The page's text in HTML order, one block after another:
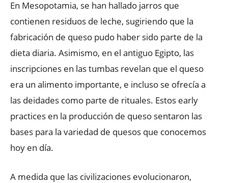
En Mesopotamia, se han hallado jarros que
contienen residuos de leche, sugiriendo que la
fabricación de queso pudo haber sido parte de la
dieta diaria. Asimismo, en el antiguo Egipto, las
inscripciones en las tumbas revelan que el queso
era un alimento importante, e incluso se ofrecía a
las deidades como parte de rituales. Estos early
practices en la producción de queso sentaron las
bases para la variedad de quesos que conocemos
hoy en día.
A medida que las civilizaciones evolucionaron,